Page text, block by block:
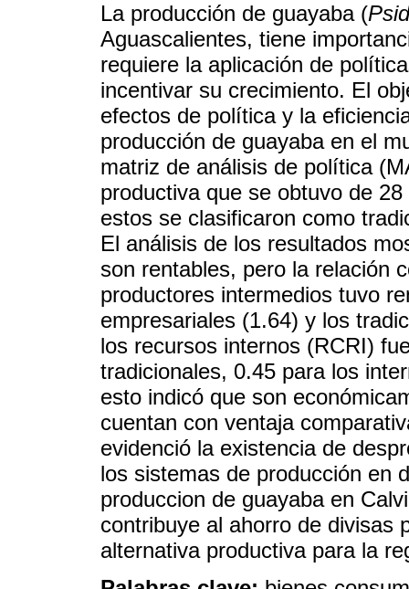
La producción de guayaba (
Aguascalientes, tiene
requiere la aplicación de
incentivar su crecimiento. El
efectos de política y la
producción de guayaba en el
matriz de análisis de política
productiva que se obtuvo de
estos se clasificaron como
El análisis de los resultados
son rentables, pero la relación
productores intermedios tuvo
empresariales (1.64) y los
los recursos internos (RCRI)
tradicionales, 0.45 para los
esto indicó que son
cuentan con ventaja
evidenció la existencia de
los sistemas de producción en
produccion de guayaba en
contribuye al ahorro de divisas
alternativa productiva para la